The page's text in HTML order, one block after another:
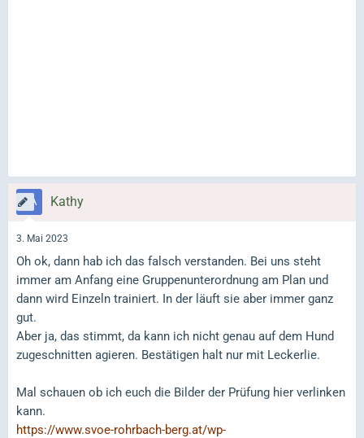
Kathy
3. Mai 2023
Oh ok, dann hab ich das falsch verstanden. Bei uns steht
immer am Anfang eine Gruppenunterordnung am Plan und
dann wird Einzeln trainiert. In der läuft sie aber immer ganz
gut.
Aber ja, das stimmt, da kann ich nicht genau auf dem Hund
zugeschnitten agieren. Bestätigen halt nur mit Leckerlie.
Mal schauen ob ich euch die Bilder der Prüfung hier verlinken
kann.
https://www.svoe-rohrbach-berg.at/wp-